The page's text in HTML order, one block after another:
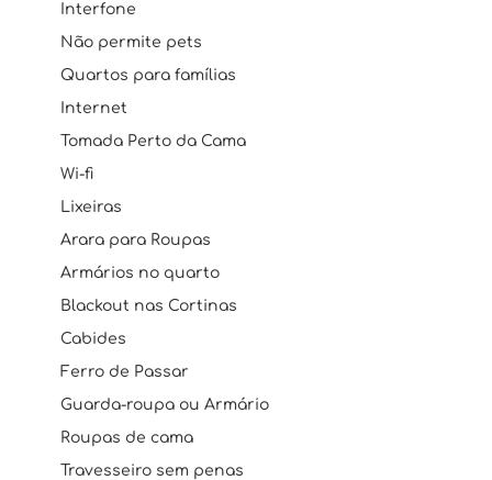
Interfone
Não permite pets
Quartos para famílias
Internet
Tomada Perto da Cama
Wi-fi
Lixeiras
Arara para Roupas
Armários no quarto
Blackout nas Cortinas
Cabides
Ferro de Passar
Guarda-roupa ou Armário
Roupas de cama
Travesseiro sem penas